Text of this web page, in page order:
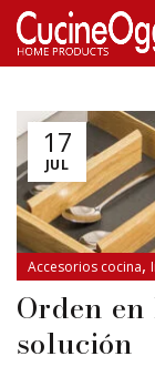
17
JUL
Accesorios cocina,
Orden en
solución